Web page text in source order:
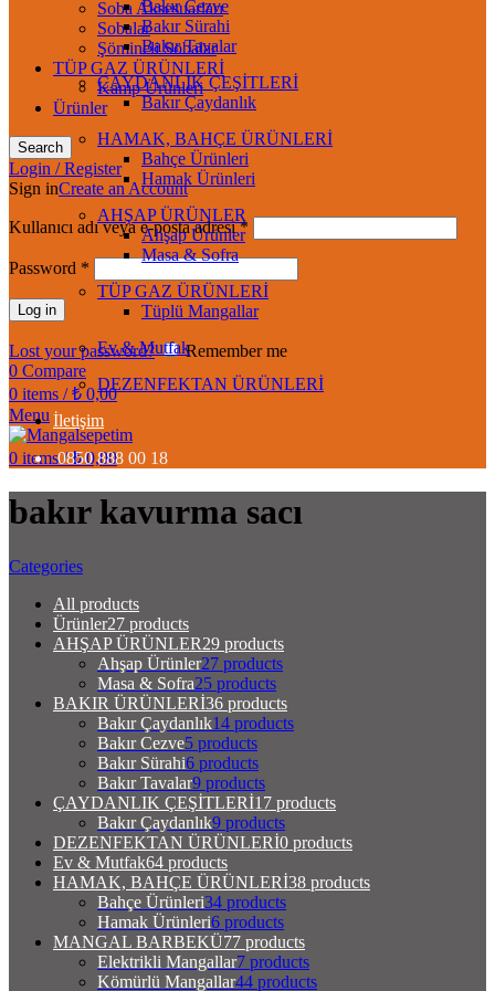
Soba Aksesuarları
Sobalar
Şömineli Sobalar
TÜP GAZ ÜRÜNLERİ
Kamp Ürünleri
Ürünler
Search
Login / Register
Sign inCreate an Account
Kullanıcı adı veya e-posta adresi*
Password *
Log in
Lost your password?
Remember me
0 Compare
0 items / ₺0,00
Menu
0 items / ₺0,00
Bakır Cezve
Bakır Sürahi
Bakır Tavalar
ÇAYDANLIK ÇEŞİTLERİ
Bakır Çaydanlık
HAMAK, BAHÇE ÜRÜNLERİ
Bahçe Ürünleri
Hamak Ürünleri
AHŞAP ÜRÜNLER
Ahşap Ürünler
Masa & Sofra
TÜP GAZ ÜRÜNLERİ
Tüplü Mangallar
Ev & Mutfak
DEZENFEKTAN ÜRÜNLERİ
İletişim
0850 888 00 18
bakır kavurma sacı
Categories
All products
Ürünler27 products
AHŞAP ÜRÜNLER29 products
Ahşap Ürünler27 products
Masa & Sofra25 products
BAKIR ÜRÜNLERİ36 products
Bakır Çaydanlık14 products
Bakır Cezve5 products
Bakır Sürahi6 products
Bakır Tavalar9 products
ÇAYDANLIK ÇEŞİTLERİ17 products
Bakır Çaydanlık9 products
DEZENFEKTAN ÜRÜNLERİ0 products
Ev & Mutfak64 products
HAMAK, BAHÇE ÜRÜNLERİ38 products
Bahçe Ürünleri34 products
Hamak Ürünleri6 products
MANGAL BARBEKÜ77 products
Elektrikli Mangallar7 products
Kömürlü Mangallar44 products